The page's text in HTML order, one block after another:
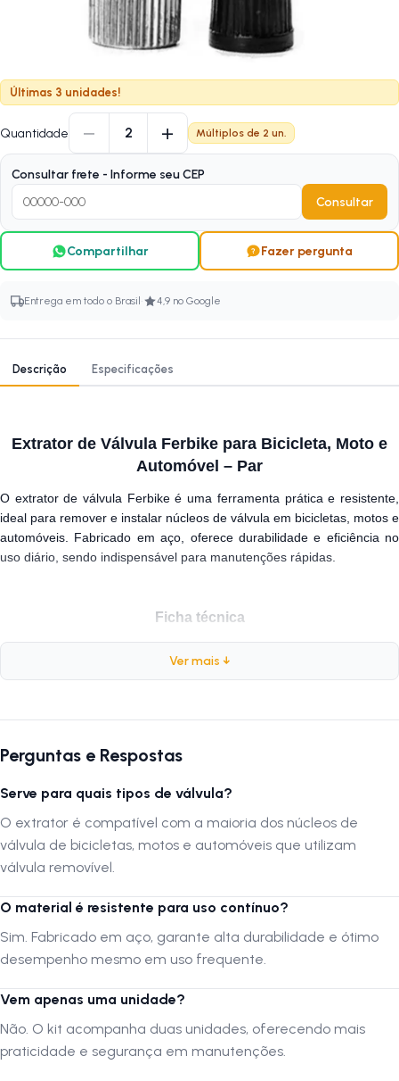
Últimas 3 unidades!
Quantidade − 2 + Múltiplos de 2 un.
Consultar frete - Informe seu CEP
Consultar
Compartilhar Fazer pergunta
Entrega em todo o Brasil · 4,9 no Google
Descrição Especificações
Extrator de Válvula Ferbike para Bicicleta, Moto e
Automóvel – Par
O extrator de válvula Ferbike é uma ferramenta prática e resistente,
ideal para remover e instalar núcleos de válvula em bicicletas, motos e
automóveis. Fabricado em aço, oferece durabilidade e eficiência no
uso diário, sendo indispensável para manutenções rápidas.
Ficha técnica
Marca:
Compatibilidade:Bicicletas, motos e automóveis
Por que usar?
Compacto, leve e resistente, o extrator facilita substituições de válvula
sem esforço, garantindo agilidade no reparo de câmaras de ar e
sistemas pressurizados.
FAQ – Perguntas Frequentes
1. Serve para quais tipos de válvula?
O extrator é compatível com a maioria dos núcleos de válvula de
bicicletas, motos e automóveis que utilizam válvula removível.
2. O material é resistente para uso contínuo?
Ver mais ↓
Perguntas e Respostas
Serve para quais tipos de válvula?
O extrator é compatível com a maioria dos núcleos de
válvula de bicicletas, motos e automóveis que utilizam
válvula removível.
O material é resistente para uso contínuo?
Sim. Fabricado em aço, garante alta durabilidade e ótimo
desempenho mesmo em uso frequente.
Vem apenas uma unidade?
Não. O kit acompanha duas unidades, oferecendo mais
praticidade e segurança em manutenções.